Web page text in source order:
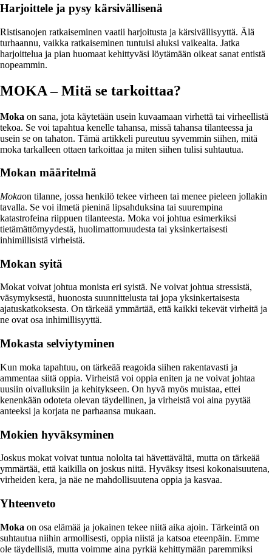
Harjoittele ja pysy kärsivällisenä
Ristisanojen ratkaiseminen vaatii harjoitusta ja kärsivällisyyttä. Älä
turhaannu, vaikka ratkaiseminen tuntuisi aluksi vaikealta. Jatka
harjoittelua ja pian huomaat kehittyväsi löytämään oikeat sanat entistä
nopeammin.
MOKA – Mitä se tarkoittaa?
Moka on sana, jota käytetään usein kuvaamaan virhettä tai virheellistä
tekoa. Se voi tapahtua kenelle tahansa, missä tahansa tilanteessa ja
usein se on tahaton. Tämä artikkeli pureutuu syvemmin siihen, mitä
moka tarkalleen ottaen tarkoittaa ja miten siihen tulisi suhtautua.
Mokan määritelmä
Mokaon tilanne, jossa henkilö tekee virheen tai menee pieleen jollakin
tavalla. Se voi ilmetä pieninä lipsahduksina tai suurempina
katastrofeina riippuen tilanteesta. Moka voi johtua esimerkiksi
tietämättömyydestä, huolimattomuudesta tai yksinkertaisesti
inhimillisistä virheistä.
Mokan syitä
Mokat voivat johtua monista eri syistä. Ne voivat johtua stressistä,
väsymyksestä, huonosta suunnittelusta tai jopa yksinkertaisesta
ajatuskatkoksesta. On tärkeää ymmärtää, että kaikki tekevät virheitä ja
ne ovat osa inhimillisyyttä.
Mokasta selviytyminen
Kun moka tapahtuu, on tärkeää reagoida siihen rakentavasti ja
ammentaa siitä oppia. Virheistä voi oppia eniten ja ne voivat johtaa
uusiin oivalluksiin ja kehitykseen. On hyvä myös muistaa, ettei
kenenkään odoteta olevan täydellinen, ja virheistä voi aina pyytää
anteeksi ja korjata ne parhaansa mukaan.
Mokien hyväksyminen
Joskus mokat voivat tuntua nololta tai hävettävältä, mutta on tärkeää
ymmärtää, että kaikilla on joskus niitä. Hyväksy itsesi kokonaisuutena,
virheiden kera, ja näe ne mahdollisuutena oppia ja kasvaa.
Yhteenveto
Moka on osa elämää ja jokainen tekee niitä aika ajoin. Tärkeintä on
suhtautua niihin armollisesti, oppia niistä ja katsoa eteenpäin. Emme
ole täydellisiä, mutta voimme aina pyrkiä kehittymään paremmiksi